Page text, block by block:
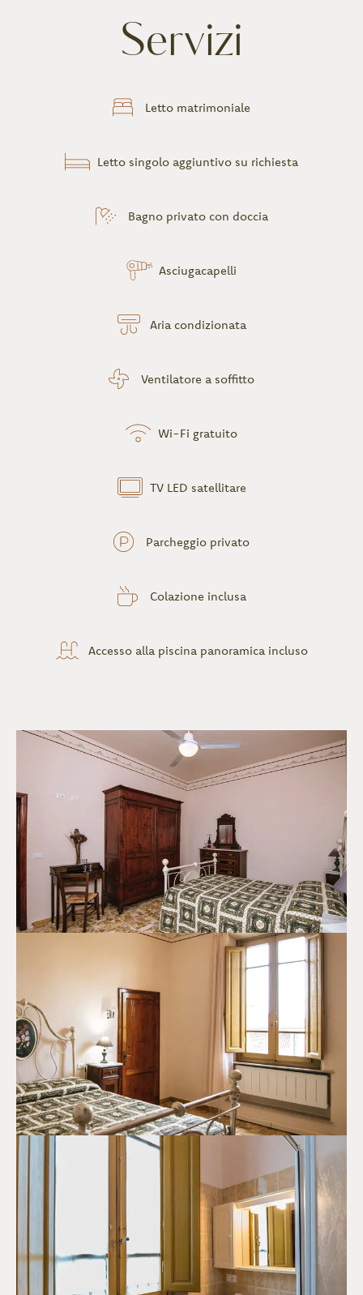
Servizi
Letto matrimoniale
Letto singolo aggiuntivo su richiesta
Bagno privato con doccia
Asciugacapelli
Aria condizionata
Ventilatore a soffitto
Wi-Fi gratuito
TV LED satellitare
Parcheggio privato
Colazione inclusa
Accesso alla piscina panoramica incluso